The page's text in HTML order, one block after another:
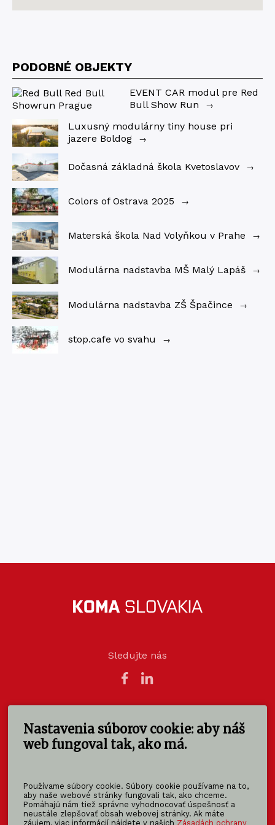
Nastavenia súborov cookie: aby náš
web fungoval tak, ako má.
Používame súbory cookie. Súbory cookie používame na to,
aby naše webové stránky fungovali tak, ako chceme.
Pomáhajú nám tiež správne vyhodnocovať úspešnosť a
neustále zlepšovať obsah webovej stránky. Ak máte
záujem, viac informácií nájdete v našich Zásadách ochrany
PODOBNÉ OBJEKTY
EVENT CAR modul pre Red
Bull Show Run
→
Luxusný modulárny tiny house pri
jazere Boldog
→
Dočasná základná škola Kvetoslavov →
Colors of Ostrava 2025 →
Materská škola Nad Volyňkou v Prahe →
Modulárna nadstavba MŠ Malý Lapáš →
Modulárna nadstavba ZŠ Špačince →
stop.cafe vo svahu →
Sledujte nás
KOMA SLOVAKIA s.r.o.
Štúrova 140
949 01 Nitra - Mlynárce
info@koma-slovakia.sk
+ 421 37 6518 325